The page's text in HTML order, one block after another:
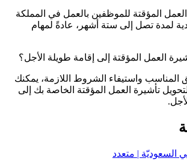
المؤقتة للموظفين بالعمل في المملكة
لمدة تصل إلى ستة أشهر، عادةً لمهام
العمل المؤقتة إلى إقامة طويلة الأجل؟
المناسب واستيفاء الشروط اللازمة، يمكنك
تأشيرة العمل المؤقتة الخاصة بك إلى